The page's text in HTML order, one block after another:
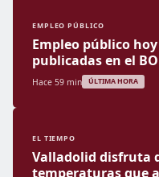
EMPLEO PÚBLICO
Empleo público
publicadas en el
Hace 59 min ÚLTIMA HORA
EL TIEMPO
Valladolid disfruta
temperaturas que